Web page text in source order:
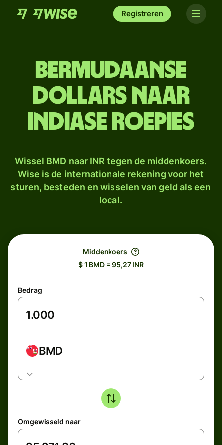
Registreren
Bermudaanse
dollars naar
Indiase roepies
Wissel BMD naar INR tegen de middenkoers.
Wise is de internationale rekening voor het
sturen, besteden en wisselen van geld als een
local.
Middenkoers
$ 1 BMD = 95,27 INR
Bedrag
BMD
Omgewisseld naar